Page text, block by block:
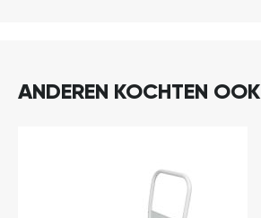
ANDEREN KOCHTEN OOK